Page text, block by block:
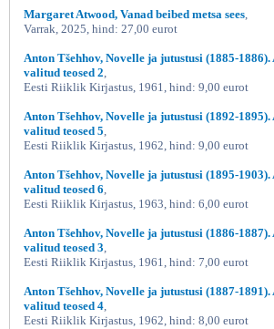
Margaret Atwood, Vanad beibed metsa sees
Varrak, 2025, hind: 27,00 eurot
Anton Tšehhov, Novelle ja jutustusi (1885-
valitud teosed 2
Eesti Riiklik Kirjastus, 1961, hind: 9,00 eurot
Anton Tšehhov, Novelle ja jutustusi (1892-
valitud teosed 5
Eesti Riiklik Kirjastus, 1962, hind: 9,00 eurot
Anton Tšehhov, Novelle ja jutustusi (1895-
valitud teosed 6
Eesti Riiklik Kirjastus, 1963, hind: 6,00 eurot
Anton Tšehhov, Novelle ja jutustusi (1886-
valitud teosed 3
Eesti Riiklik Kirjastus, 1961, hind: 7,00 eurot
Anton Tšehhov, Novelle ja jutustusi (1887-
valitud teosed 4
Eesti Riiklik Kirjastus, 1962, hind: 8,00 eurot